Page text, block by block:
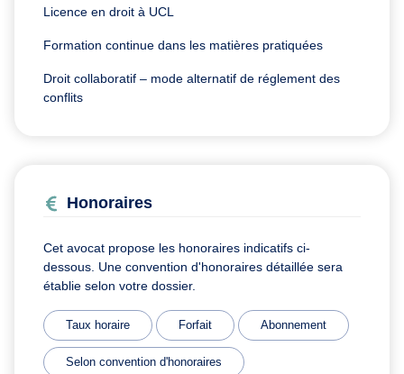
Licence en droit à UCL
Formation continue dans les matières pratiquées
Droit collaboratif – mode alternatif de réglement des
conflits
Honoraires
Cet avocat propose les honoraires indicatifs ci-
dessous. Une convention d'honoraires détaillée sera
établie selon votre dossier.
Taux horaire Forfait Abonnement
Selon convention d'honoraires